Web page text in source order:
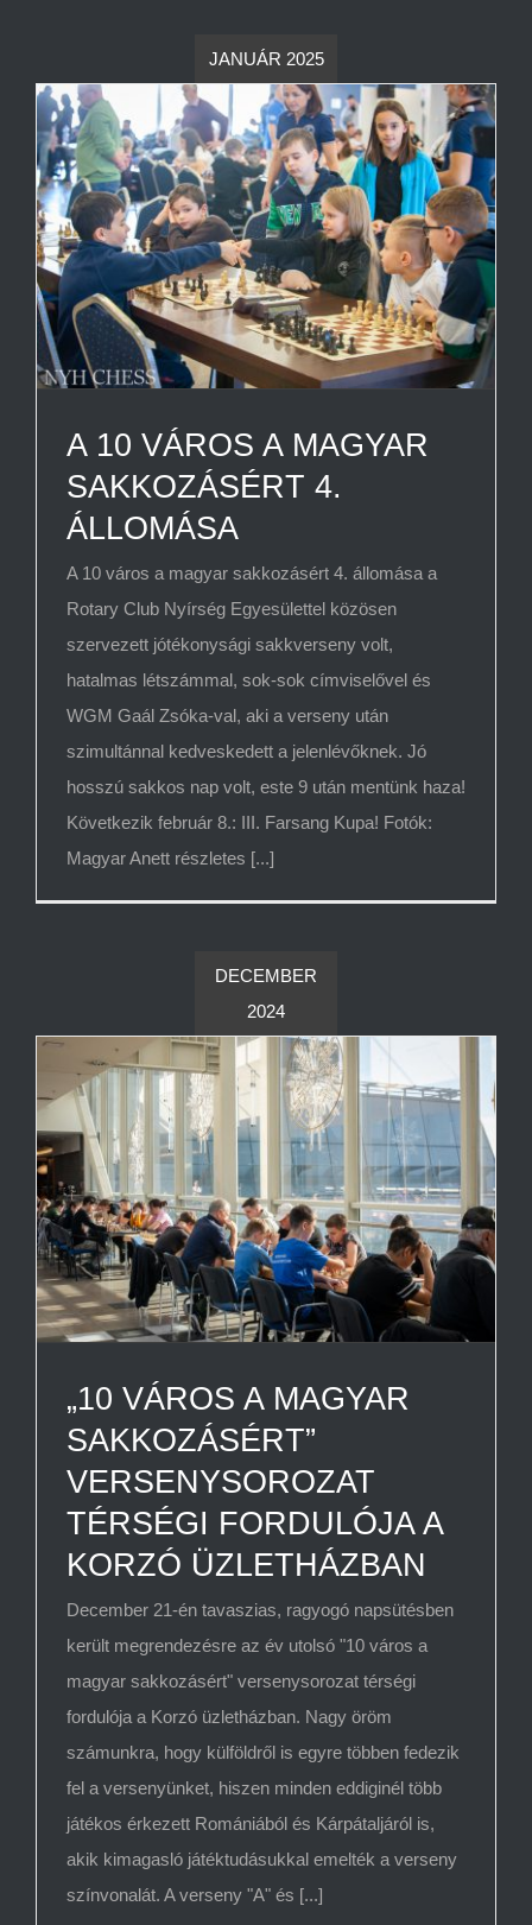
JANUÁR 2025
A 10 VÁROS A MAGYAR
SAKKOZÁSÉRT 4.
ÁLLOMÁSA
A 10 város a magyar sakkozásért 4. állomása a
Rotary Club Nyírség Egyesülettel közösen
szervezett jótékonysági sakkverseny volt,
hatalmas létszámmal, sok-sok címviselővel és
WGM Gaál Zsóka-val, aki a verseny után
szimultánnal kedveskedett a jelenlévőknek. Jó
hosszú sakkos nap volt, este 9 után mentünk haza!
Következik február 8.: III. Farsang Kupa! Fotók:
Magyar Anett részletes [...]
DECEMBER
2024
„10 VÁROS A MAGYAR
SAKKOZÁSÉRT”
VERSENYSOROZAT
TÉRSÉGI FORDULÓJA A
KORZÓ ÜZLETHÁZBAN
December 21-én tavaszias, ragyogó napsütésben
került megrendezésre az év utolsó "10 város a
magyar sakkozásért" versenysorozat térségi
fordulója a Korzó üzletházban. Nagy öröm
számunkra, hogy külföldről is egyre többen fedezik
fel a versenyünket, hiszen minden eddiginél több
játékos érkezett Romániából és Kárpátaljáról is,
akik kimagasló játéktudásukkal emelték a verseny
színvonalát. A verseny "A" és [...]